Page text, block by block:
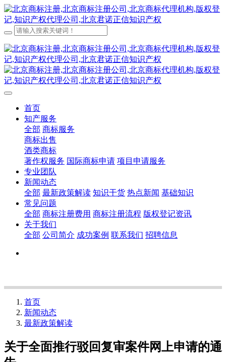
首页
知产服务
全部 商标服务
商标出售
酒类商标
著作权服务 国际商标申请 项目申请服务
专业团队
新闻动态
全部 最新政策解读 知识干货 热点新闻 基础知识
常见问题
全部 商标注册费用 商标注册流程 版权登记资讯
关于我们
全部 公司简介 成功案例 联系我们 招聘信息
首页
新闻动态
最新政策解读
关于全面推行驳回复审案件网上申请的通